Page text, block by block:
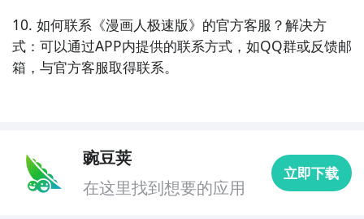
10. 如何联系《漫画人极速版》的官方客服？解决方
式：可以通过APP内提供的联系方式，如QQ群或反馈邮
箱，与官方客服取得联系。
豌豆荚
在这里找到想要的应用
立即下载